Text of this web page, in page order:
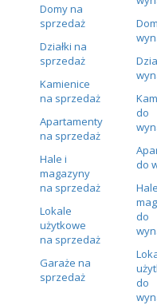
Domy na
sprzedaż
Działki na
sprzedaż
Kamienice
na sprzedaż
Apartamenty
na sprzedaż
Hale i
magazyny
na sprzedaż
Lokale
użytkowe
na sprzedaż
Garaże na
sprzedaż
do
do
do
do